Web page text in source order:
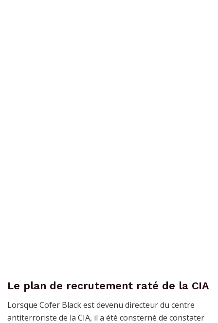
Le plan de recrutement raté de la CIA
Lorsque Cofer Black est devenu directeur du centre
antiterroriste de la CIA, il a été consterné de constater